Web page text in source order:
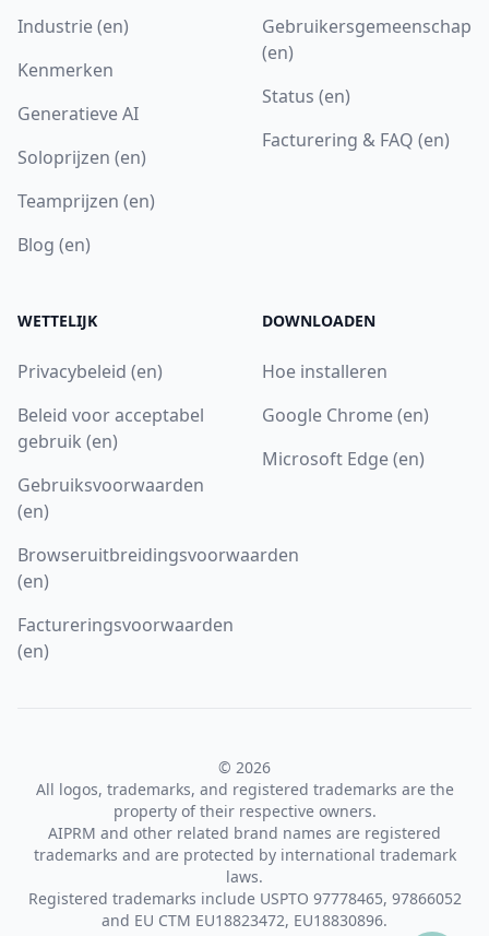
Industrie (en)
Kenmerken
Generatieve AI
Soloprijzen (en)
Teamprijzen (en)
Blog (en)
Gebruikersgemeenschap
(en)
Status (en)
Facturering & FAQ (en)
WETTELIJK
Privacybeleid (en)
Beleid voor acceptabel
gebruik (en)
Gebruiksvoorwaarden
(en)
Browseruitbreidingsvoorwaarden
(en)
Factureringsvoorwaarden
(en)
DOWNLOADEN
Hoe installeren
Google Chrome (en)
Microsoft Edge (en)
© 2026
All logos, trademarks, and registered trademarks are the
property of their respective owners.
AIPRM and other related brand names are registered
trademarks and are protected by international trademark
laws.
Registered trademarks include USPTO 97778465, 97866052
and EU CTM EU18823472, EU18830896.